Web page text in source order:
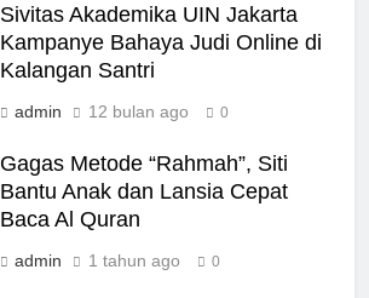
Sivitas Akademika UIN Jakarta
Kampanye Bahaya Judi Online di
Kalangan Santri
admin 12 bulan ago 0
Gagas Metode “Rahmah”, Siti
Bantu Anak dan Lansia Cepat
Baca Al Quran
admin 1 tahun ago 0